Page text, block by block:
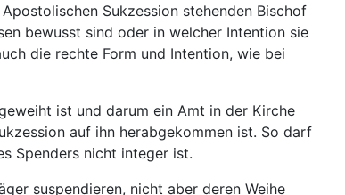
Sukzession stehenden Bischof
bewusst sind oder in welcher Intention sie
die rechte Form und Intention, wie bei
ist und darum ein Amt in der Kirche
auf ihn herabgekommen ist. So darf
Spenders nicht integer ist.
suspendieren, nicht aber deren Weihe